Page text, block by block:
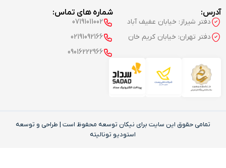
دفتر تهران: خیابان کریم خان
02191092166
09016222966